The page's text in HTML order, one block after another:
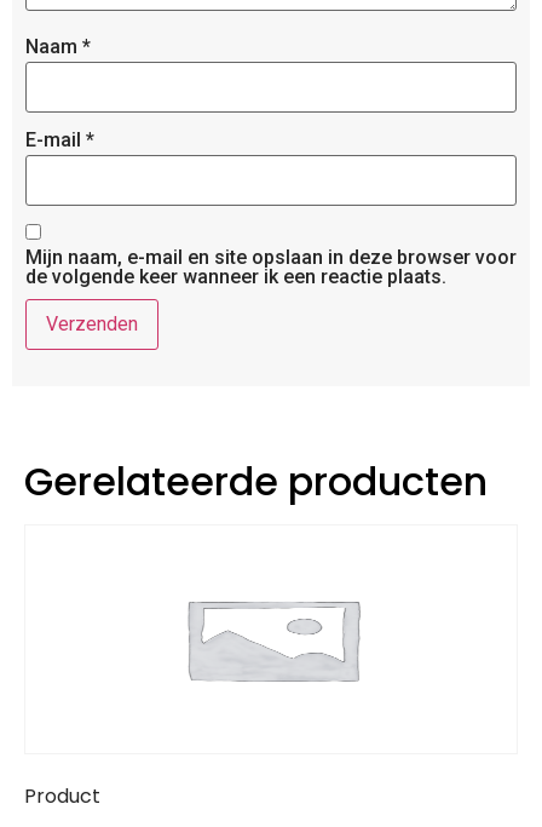
Naam *
E-mail *
Mijn naam, e-mail en site opslaan in deze browser voor
de volgende keer wanneer ik een reactie plaats.
Gerelateerde producten
Product